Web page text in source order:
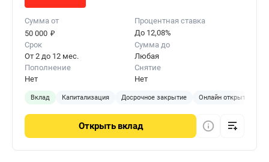
Сумма от
50 000 ₽
Процентная ставка
До 12,08%
Срок
От 2 до 12 мес.
Сумма до
Любая
Пополнение
Нет
Снятие
Нет
Вклад Капитализация Досрочное закрытие Онлайн открытие
Открыть вклад